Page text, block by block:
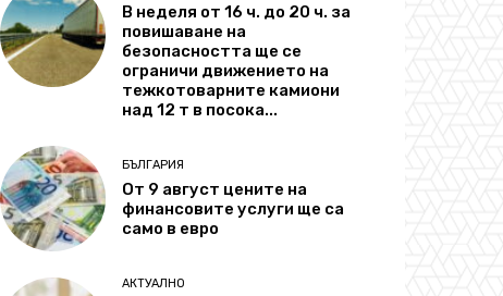
В неделя от 16 ч. до 20 ч. за
повишаване на
безопасността ще се
ограничи движението на
тежкотоварните камиони
над 12 т в посока...
БЪЛГАРИЯ
От 9 август цените на
финансовите услуги ще са
само в евро
АКТУАЛНО